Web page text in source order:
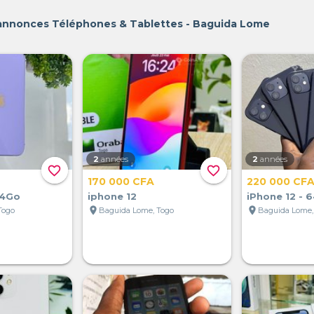
Téléphones & Tablettes - Baguida Lome
favorite_border favorite_border
2 années
170 000 CFA
iphone 12
location_on Baguida Lome, Togo
2 années
220 000 CFA
iPhone 12 -
location_on Baguida